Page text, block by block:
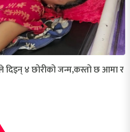
दिइन् ४ छोरीको जन्म,कस्तो छ आमा र